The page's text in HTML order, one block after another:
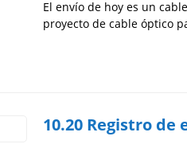
El envío de hoy es un
proyecto de cable óptico
10.20 Registro de